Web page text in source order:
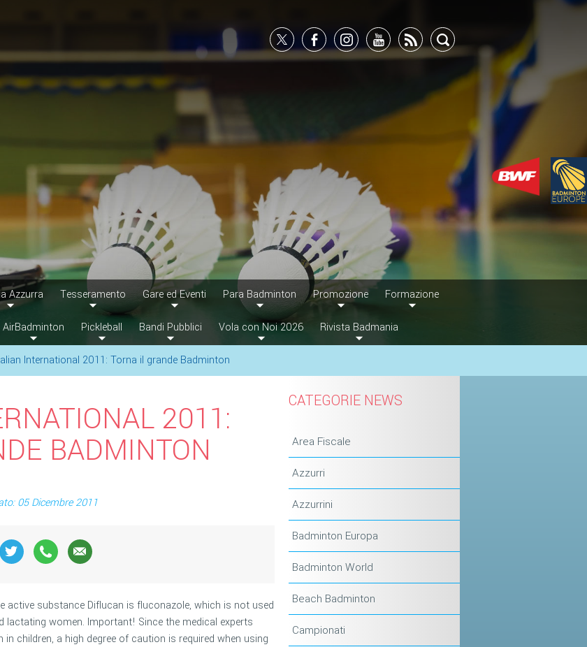
Azzurra Tesseramento Gare ed Eventi Para Badminton Promozione Formazione
AirBadminton Pickleball Bandi Pubblici Vola con Noi 2026 Rivista Badmania
International 2011: Torna il grande Badminton
2011:
BADMINTON
05 Dicembre 2011
active substance Diflucan is fluconazole, which is not used
lactating women. Important! Since the medical experts
children, a high degree of caution is required when using
CATEGORIE NEWS
Area Fiscale
Azzurri
Azzurrini
Badminton Europa
Badminton World
Beach Badminton
Campionati